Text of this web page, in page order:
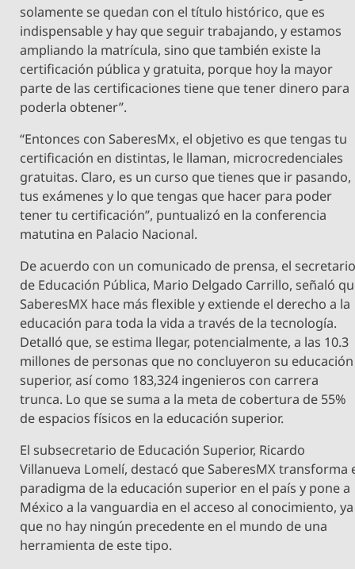
solamente se quedan con el título histórico, que es
indispensable y hay que seguir trabajando, y estamos
ampliando la matrícula, sino que también existe la
certificación pública y gratuita, porque hoy la mayor
parte de las certificaciones tiene que tener dinero para
poderla obtener”.
“Entonces con SaberesMx, el objetivo es que tengas tu
certificación en distintas, le llaman, microcredenciales
gratuitas. Claro, es un curso que tienes que ir pasando,
tus exámenes y lo que tengas que hacer para poder
tener tu certificación”, puntualizó en la conferencia
matutina en Palacio Nacional.
De acuerdo con un comunicado de prensa, el
de Educación Pública, Mario Delgado Carrillo, señaló
SaberesMX hace más flexible y extiende el derecho a la
educación para toda la vida a través de la tecnología.
Detalló que, se estima llegar, potencialmente, a las 10.3
millones de personas que no concluyeron su educación
superior, así como 183,324 ingenieros con carrera
trunca. Lo que se suma a la meta de cobertura de 55%
de espacios físicos en la educación superior.
El subsecretario de Educación Superior, Ricardo
Villanueva Lomelí, destacó que SaberesMX transforma
paradigma de la educación superior en el país y pone a
México a la vanguardia en el acceso al conocimiento, ya
que no hay ningún precedente en el mundo de una
herramienta de este tipo.